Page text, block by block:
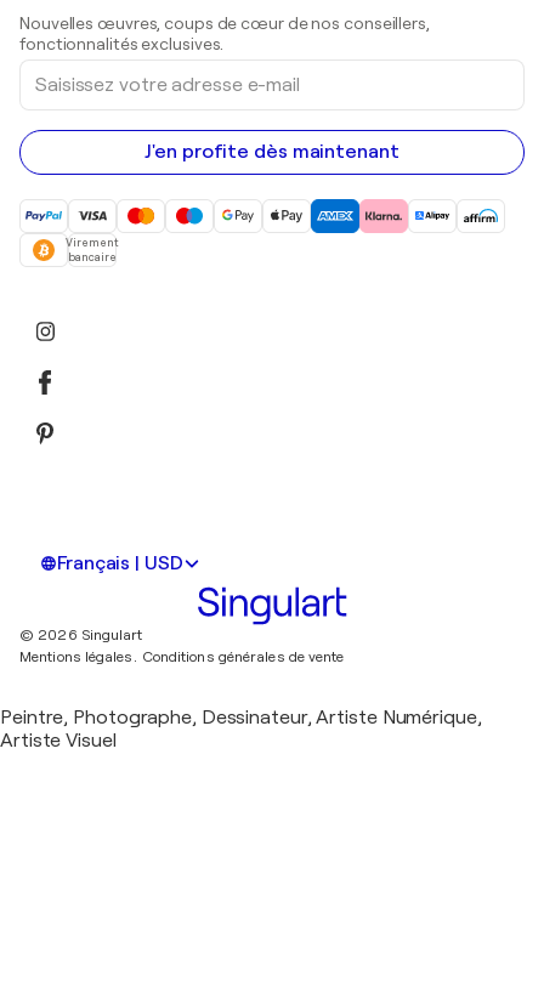
Peintures acryliques
Nouvelles œuvres, coups de cœur de nos conseillers,
fonctionnalités exclusives.
Saisissez
votre
adresse
e-
mail
J'en profite dès maintenant
Virement
bancaire
Français | USD
© 2026 Singulart
Mentions légales. Conditions générales de vente
Peintre, Photographe, Dessinateur, Artiste Numérique,
Artiste Visuel